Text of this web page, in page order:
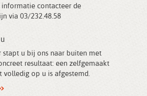
contacteer de
via 03/232.48.58
stapt u bij ons naar buiten met
resultaat: een zelfgemaakt
volledig op u is afgestemd.